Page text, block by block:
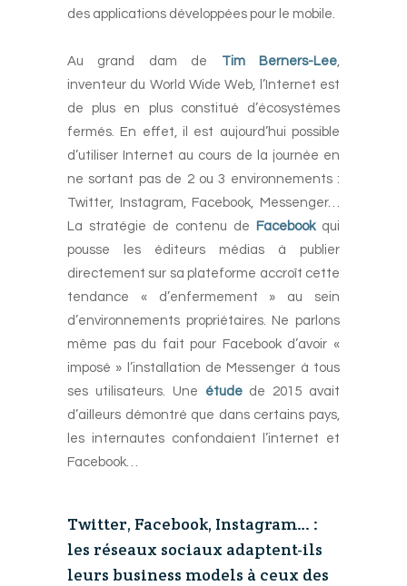
des applications développées pour le mobile.
Au grand dam de
Tim Berners-Lee,
inventeur du World Wide Web, l’Internet est
de plus en plus constitué d’écosystèmes
fermés. En effet, il est aujourd’hui possible
d’utiliser Internet au cours de la journée en
ne sortant pas de 2 ou 3 environnements :
Twitter, Instagram, Facebook, Messenger…
La stratégie de contenu de
Facebookqui
pousse les éditeurs médias à publier
directement sur sa plateforme accroît cette
tendance « d’enfermement » au sein
d’environnements propriétaires. Ne parlons
même pas du fait pour Facebook d’avoir «
imposé » l’installation de Messenger à tous
ses utilisateurs. Une étudede 2015 avait
d’ailleurs démontré que dans certains pays,
les internautes confondaient l’internet et
Facebook…
Twitter, Facebook, Instagram… :
les réseaux sociaux adaptent-ils
leurs business models à ceux des